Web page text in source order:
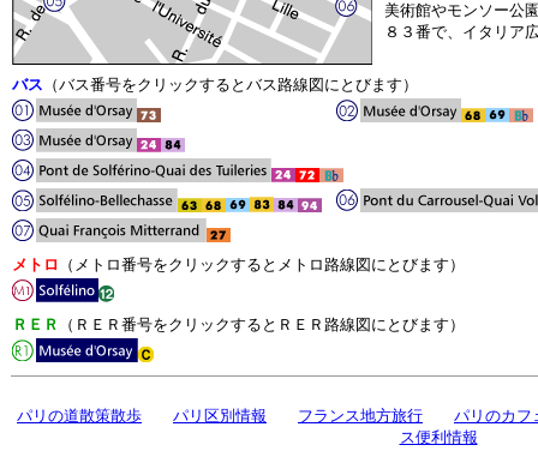
美術館やモンソー公
８３番で、イタリア
バス （バス番号をクリックするとバス路線図にとびます）
メトロ （メトロ番号をクリックするとメトロ路線図にとびます）
ＲＥＲ （ＲＥＲ番号をクリックするとＲＥＲ路線図にとびます）
パリの道散策散歩 パリ区別情報 フランス地方旅行
パリのカフ
ス便利情報